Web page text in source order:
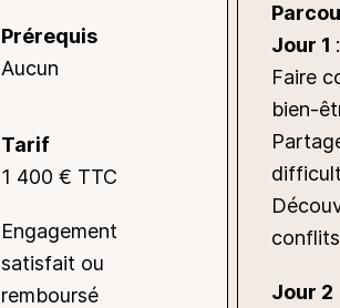
Prérequis
Aucun
Tarif
1 400 € TTC
Engagement
satisfait ou
remboursé
Jour 1 :
Faire
bien-
conflits
Jour 2